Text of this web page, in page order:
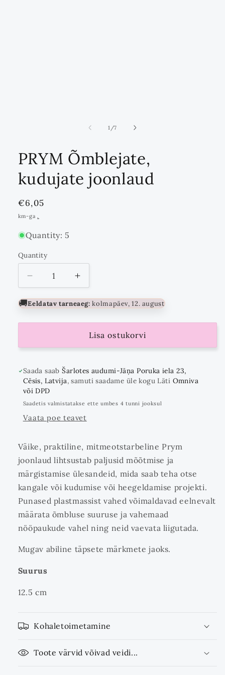
1 /ei
7
PRYM Õmblejate,
kudujate joonlaud
Standards
hind
€6,05
km-ga.
Quantity: 5
Quantity
Quantity
Vähenda
kogust
Suurenda
kogust
kuni
🚚Eeldatav tarneaeg:kolmapäev, 12. august
Lisa ostukorvi
Saada saabŠarlotes audumi-Jāņa Poruka iela 23,
Cēsis, Latvija, samuti saadame üle kogu Läti Omniva
või DPD
Saadetis valmistatakse ette umbes 4 tunni jooksul
Vaata poe teavet
Väike, praktiline, mitmeotstarbeline Prym
joonlaud lihtsustab paljusid mõõtmise ja
märgistamise ülesandeid, mida saab teha otse
kangale või kudumise või heegeldamise projekti.
Punased plastmassist vahed võimaldavad eelnevalt
määrata õmbluse suuruse ja vahemaad
nööpaukude vahel ning neid vaevata liigutada.
Mugav abiline täpsete märkmete jaoks.
Suurus
12.5 cm
Kohaletoimetamine
Toote värvid võivad veidi...